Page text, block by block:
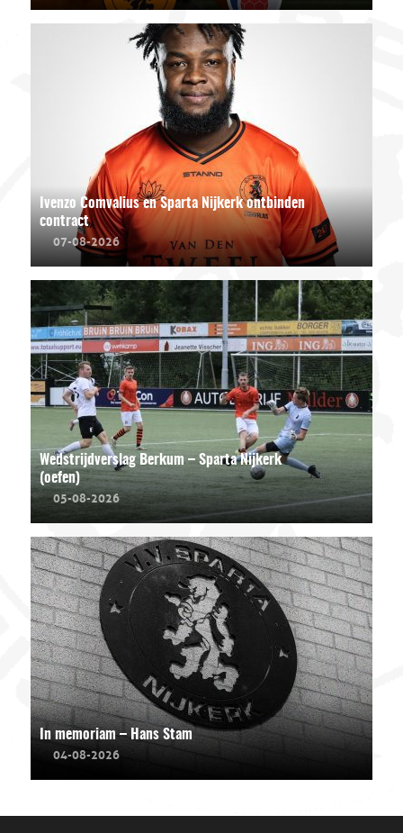
Ivenzo Comvalius en Sparta Nijkerk ontbinden
contract
07-08-2026
Wedstrijdverslag Berkum – Sparta Nijkerk
(oefen)
05-08-2026
In memoriam – Hans Stam
04-08-2026